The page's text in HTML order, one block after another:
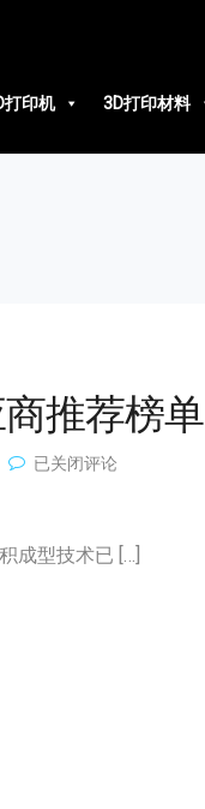
打印机 3D打印材料
推荐榜单
熔
成
型
已关闭评论
成型技术已 […]